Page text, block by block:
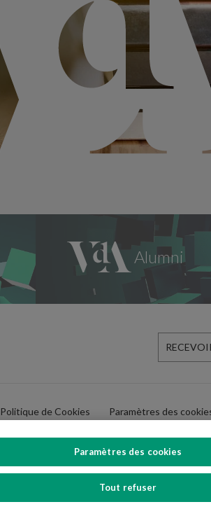
Politique de Cookies Paramètres des
Paramètres des cookies
Tout refuser